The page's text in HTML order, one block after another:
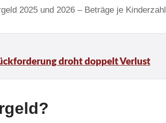
2025 und 2026 – Beträge je Kinderzahl
droht doppelt Verlust